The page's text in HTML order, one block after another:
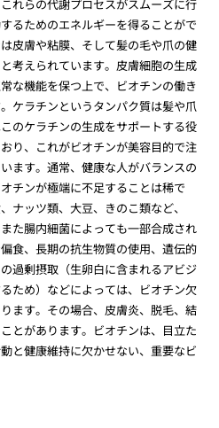
れらの代謝プロセスがスムーズに行
るためのエネルギーを得ることがで
皮膚や粘膜、そして髪の毛や爪の健
考えられています。皮膚細胞の生成
な機能を保つ上で、ビオチンの働き
ケラチンというタンパク質は髪や爪
のケラチンの生成をサポートする役
り、これがビオチンが美容目的で注
ます。通常、健康な人がバランスの
チンが極端に不足することは稀で
ナッツ類、大豆、きのこ類など、
た腸内細菌によっても一部合成され
食、長期の抗生物質の使用、遺伝的
過剰摂取（生卵白に含まれるアビジ
ため）などによっては、ビオチン欠
ます。その場合、皮膚炎、脱毛、結
とがあります。ビオチンは、目立た
と健康維持に欠かせない、重要なビ